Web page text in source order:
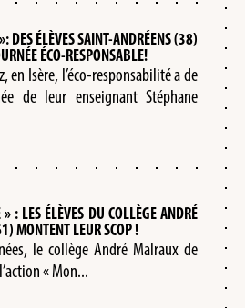
DES ÉLÈVES SAINT-ANDRÉENS (38)
ÉCO-RESPONSABLE!
en Isère, l’éco-responsabilité a de
de leur enseignant Stéphane
» : LES ÉLÈVES DU COLLÈGE ANDRÉ
MONTENT LEUR SCOP !
le collège André Malraux de
« Mon...